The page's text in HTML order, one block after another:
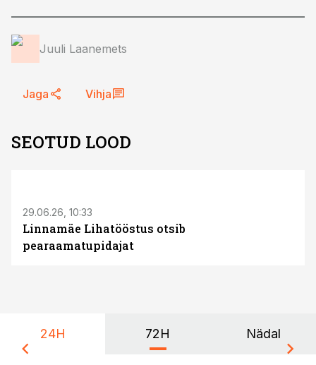
Juuli Laanemets
Jaga Vihja
SEOTUD LOOD
29.06.26, 10:33
Linnamäe Lihatööstus otsib
pearaamatupidajat
24H 72H Nädal